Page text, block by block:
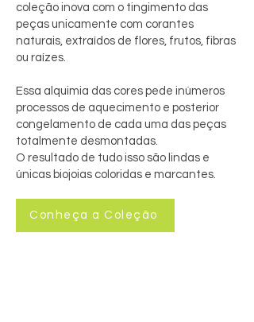
coleção inova com o tingimento das
peças unicamente com corantes
naturais, extraídos de flores, frutos, fibras
ou raízes.
Essa alquimia das cores pede inúmeros
processos de aquecimento e posterior
congelamento de cada uma das peças
totalmente desmontadas.
O resultado de tudo isso são lindas e
únicas biojoias coloridas e marcantes.
Conheça a Coleção